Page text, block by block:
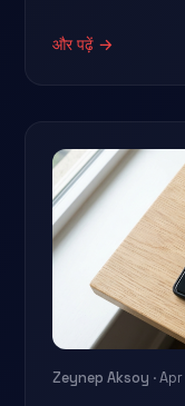
और पढ़ें →
Zeynep Aksoy ·